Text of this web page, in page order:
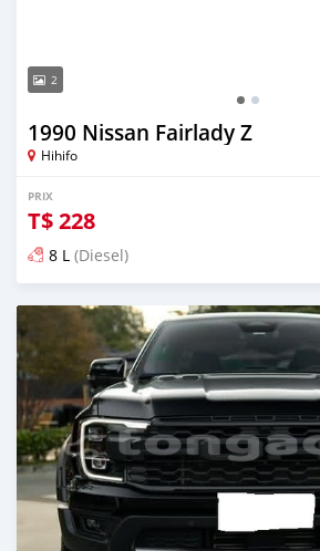
2
1990 Nissan Fairlady Z
Hihifo
PRIX
T$228
8 L (Diesel)
Publié il y a 2 mois